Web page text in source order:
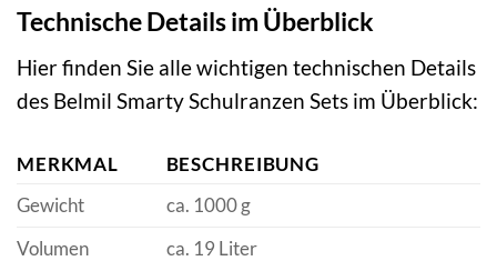
Technische Details im Überblick
Hier finden Sie alle wichtigen technischen Details
des Belmil Smarty Schulranzen Sets im Überblick:
MERKMAL
BESCHREIBUNG
Gewicht
ca. 1000 g
Volumen
ca. 19 Liter